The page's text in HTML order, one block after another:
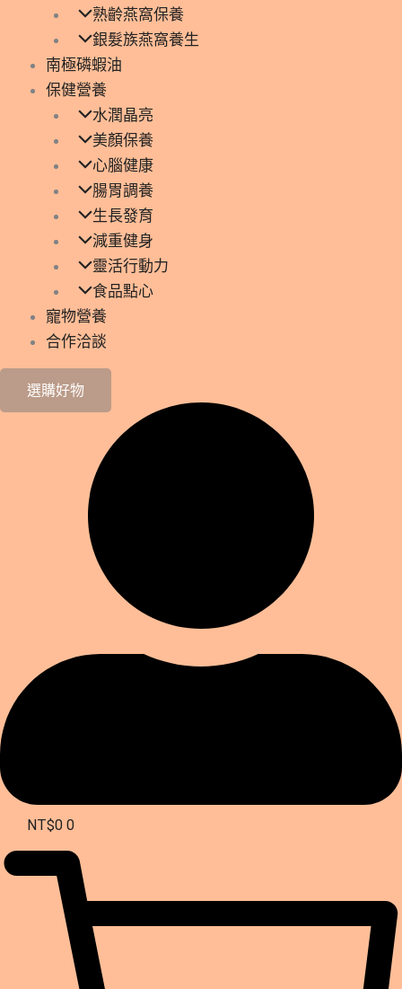
熟齡燕窩保養
銀髮族燕窩養生
南極磷蝦油
保健營養
水潤晶亮
美顏保養
心腦健康
腸胃調養
生長發育
減重健身
靈活行動力
食品點心
寵物營養
合作洽談
選購好物
NT$0 0